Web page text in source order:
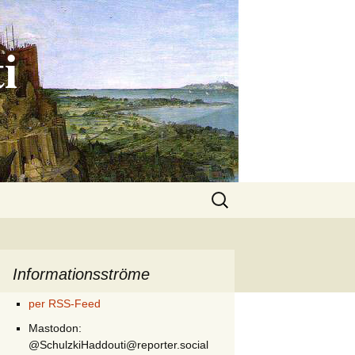
Suchen
nach:
Informationsströme
per RSS-Feed
Mastodon:
@SchulzkiHaddouti@reporter.social